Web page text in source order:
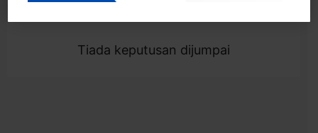
Tiada keputusan dijumpai